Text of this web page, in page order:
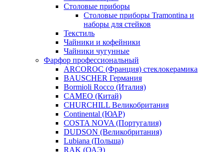
Столовые приборы
Столовые приборы Trаmоntina и
наборы для стейков
Текстиль
Чайники и кофейники
Чайники чугунные
Фарфор профессиональный
ARCOROC (Франция) стеклокерамика
BAUSCHER Германия
Bormioli Rocco (Италия)
CAMEO (Китай)
CHURCHILL Великобритания
Continental (ЮАР)
COSTA NOVA (Португалия)
DUDSON (Великобритания)
Lubiana (Польша)
RAK (ОАЭ)